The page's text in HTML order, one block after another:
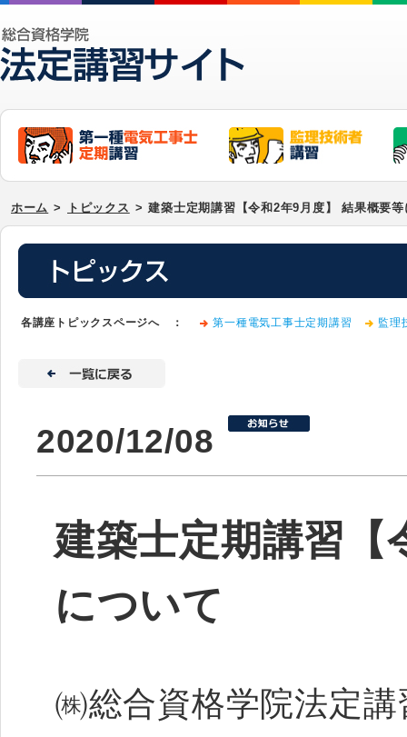
ホーム > トピックス > 建築士定期講習【令和2年9月度】 結果概要
各講座トピックスページへ ： 第一種電気工事士定期講習 監理
2020/12/08
建築士定期講習【
について
㈱総合資格学院法定